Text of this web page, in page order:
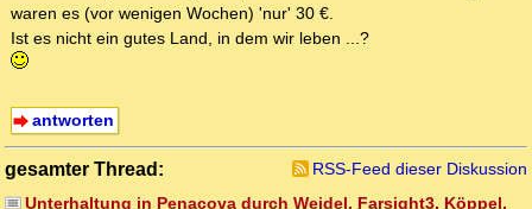
waren es (vor wenigen Wochen) 'nur' 30 €.
Ist es nicht ein gutes Land, in dem wir leben ...?
antworten
gesamter Thread:
RSS-Feed dieser Diskussion
Unterhaltung in Penacova durch Weidel, Farsight3, Köppel,